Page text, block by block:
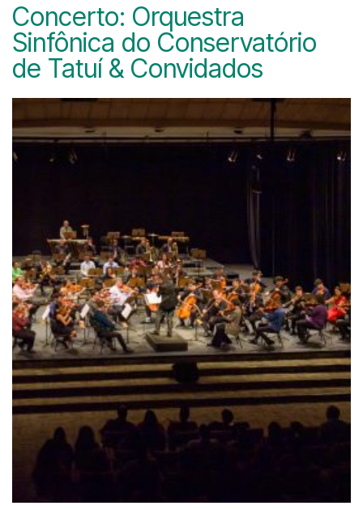
Concerto: Orquestra
Sinfônica do Conservatório
de Tatuí & Convidados